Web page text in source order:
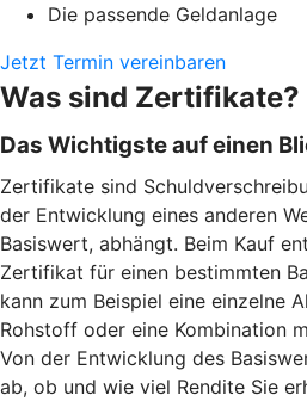
Die passende Geldanlage
Jetzt Termin vereinbaren
Was sind Zertifikate?
Das Wichtigste auf einen
Zertifikate sind
der Entwicklung eines anderen
Basiswert, abhängt. Beim Kauf
Zertifikat für einen bestimmten
kann zum Beispiel eine einzelne
Rohstoff oder eine Kombination
Von der Entwicklung des
ab, ob und wie viel Rendite Sie